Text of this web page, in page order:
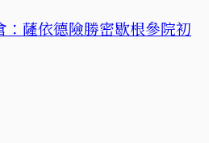
薩依德險勝密歇根參院初